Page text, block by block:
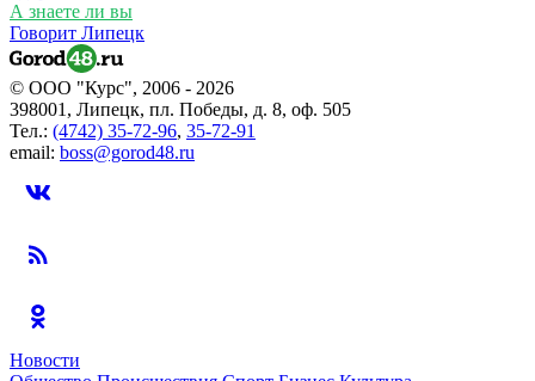
А знаете ли вы
Говорит Липецк
© ООО "Курс", 2006 - 2026
398001, Липецк, пл. Победы, д. 8, оф. 505
Тел.: (4742) 35-72-96, 35-72-91
email: boss@gorod48.ru
Новости